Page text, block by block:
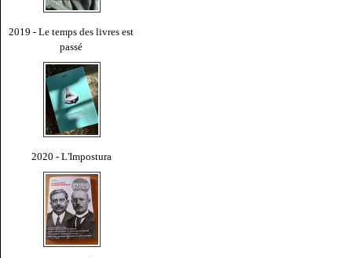
2019 - Le temps des livres est
passé
2020 - L'Impostura